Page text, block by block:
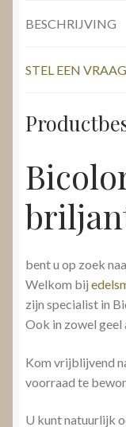
BESCHRIJVING
STEL EEN VRAAG
bent u op zoek
Welkom bij
zijn specialist in
Ook in zowel geel
Kom vrijblijvend
voorraad te
U kunt natuurlijk